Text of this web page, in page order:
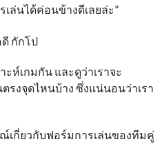
ล่นได้ค่อนข้างดีเลยล่ะ”
ะห์เกมกัน และดูว่าเราจะ
งจุดไหนบ้าง ซึ่งแน่นอนว่าเรา
เกี่ยวกับฟอร์มการเล่นของทีมคู่